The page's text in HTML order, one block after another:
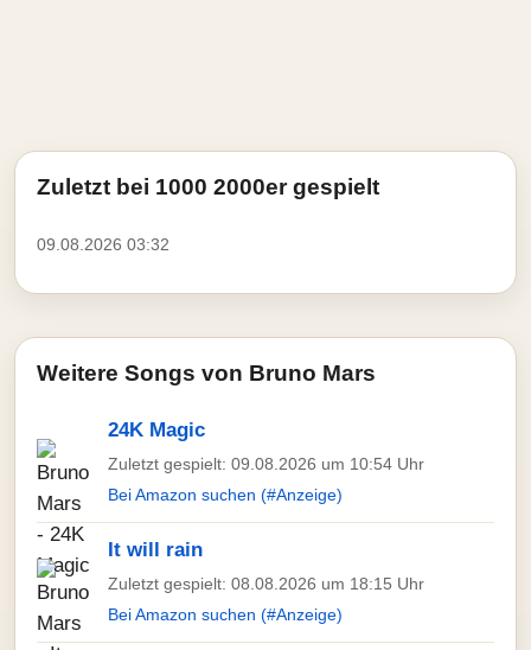
Zuletzt bei 1000 2000er gespielt
09.08.2026 03:32
Weitere Songs von Bruno Mars
24K Magic
Zuletzt gespielt: 09.08.2026 um 10:54 Uhr
Bei Amazon suchen (#Anzeige)
It will rain
Zuletzt gespielt: 08.08.2026 um 18:15 Uhr
Bei Amazon suchen (#Anzeige)